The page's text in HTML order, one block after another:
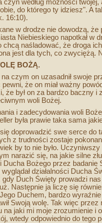
czyń według możności
do którego ty idziesz". A
16:10).
w drodze nie dowodzą,
Niebieskiego napotkał w
naśladować, że droga
jest dla tych, co zwyciężą.
BOŻĄ.
czym on uzasadnił swoje
że on miał ważny
że był on za bardzo baczny
woli Bożej.
i zadecydowania woli
była prawie taka sama
doprowadzić swe serce do
z trudności zostaje
by to nie było.
narazić się, na jakie silne
Ducha Bożego przez badanie
działalności Ducha
gdy Duch Święty prowadzi
Następnie ja liczę się
Duchem, bardzo
Swoją wolę. Tak więc
na jaki mi moje zrozumienie
wtedy odpowiednio do tego